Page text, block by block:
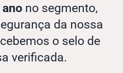
no segmento,
da nossa
o selo de
verificada.